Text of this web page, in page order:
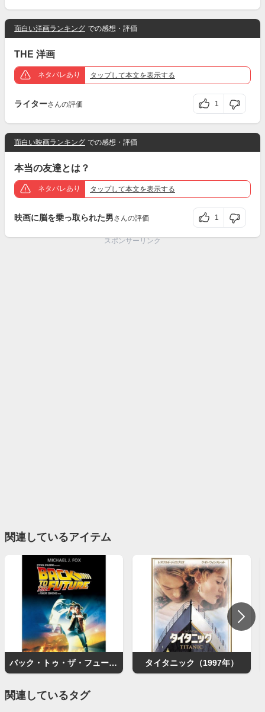
面白い洋画ランキング での感想・評価
THE 洋画
ネタバレあり タップして本文を表示する
ライターさんの評価 1
面白い映画ランキング での感想・評価
本当の友達とは？
ネタバレあり タップして本文を表示する
映画に脳を乗っ取られた男さんの評価 1
スポンサーリンク
関連しているアイテム
バック・トゥ・ザ・フューチャー タイタニック（1997年）
関連しているタグ